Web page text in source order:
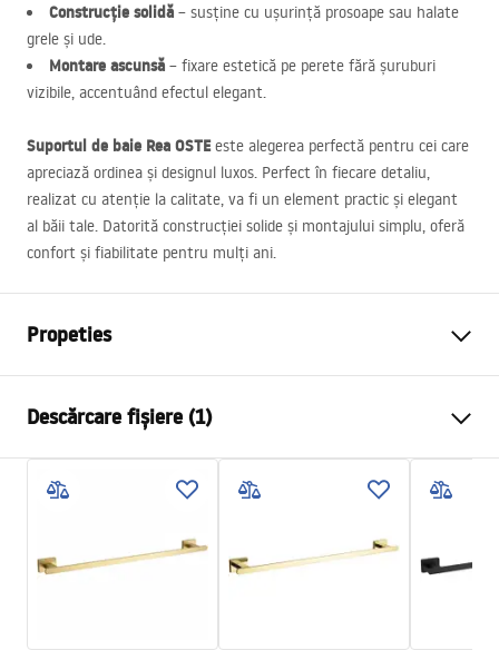
Construcție solidă – susține cu ușurință prosoape sau halate
grele și ude.
Montare ascunsă – fixare estetică pe perete fără șuruburi
vizibile, accentuând efectul elegant.
Suportul de baie Rea OSTEeste alegerea perfectă pentru cei care
apreciază ordinea și designul luxos. Perfect în fiecare detaliu,
realizat cu atenție la calitate, va fi un element practic și elegant
al băii tale. Datorită construcției solide și montajului simplu, oferă
confort și fiabilitate pentru mulți ani.
Propeties
Material
Metodă de montaj
Cu șuruburi
Latime
85
Adâncime
65mm
Descărcare fișiere (1)
Condiții de garanție